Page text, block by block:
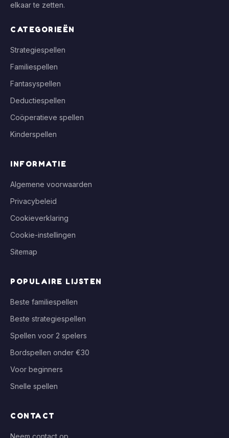
elkaar te zetten.
CATEGORIEËN
Strategiespellen
Familiespellen
Fantasyspellen
Deductiespellen
Coöperatieve spellen
Kinderspellen
INFORMATIE
Algemene voorwaarden
Privacybeleid
Cookieverklaring
Cookie-instellingen
Sitemap
POPULAIRE LIJSTEN
Beste familiespellen
Beste strategiespellen
Spellen voor 2 spelers
Bordspellen onder €30
Voor beginners
Snelle spellen
CONTACT
Neem contact op